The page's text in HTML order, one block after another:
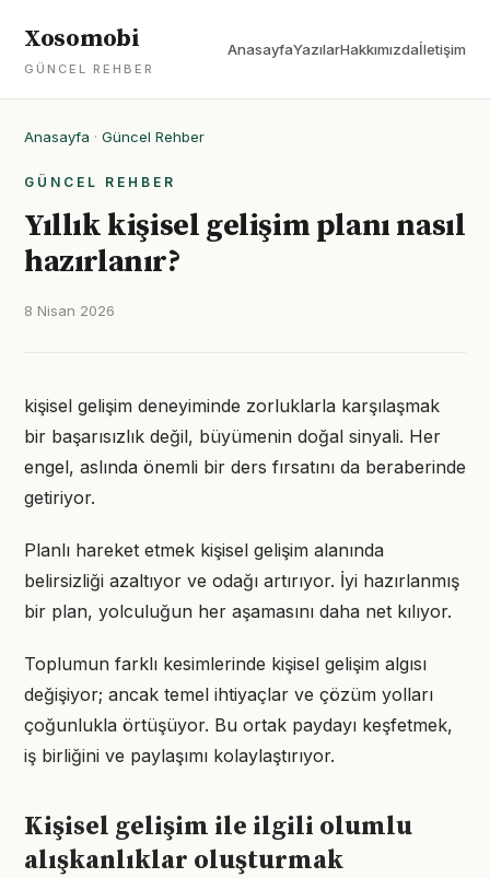
Xosomobi
GÜNCEL REHBER
AnasayfaYazılarHakkımızdaİletişim
Anasayfa · Güncel Rehber
GÜNCEL REHBER
Yıllık kişisel gelişim planı nasıl
hazırlanır?
8 Nisan 2026
kişisel gelişim deneyiminde zorluklarla karşılaşmak
bir başarısızlık değil, büyümenin doğal sinyali. Her
engel, aslında önemli bir ders fırsatını da beraberinde
getiriyor.
Planlı hareket etmek kişisel gelişim alanında
belirsizliği azaltıyor ve odağı artırıyor. İyi hazırlanmış
bir plan, yolculuğun her aşamasını daha net kılıyor.
Toplumun farklı kesimlerinde kişisel gelişim algısı
değişiyor; ancak temel ihtiyaçlar ve çözüm yolları
çoğunlukla örtüşüyor. Bu ortak paydayı keşfetmek,
iş birliğini ve paylaşımı kolaylaştırıyor.
Kişisel gelişim ile ilgili olumlu
alışkanlıklar oluşturmak